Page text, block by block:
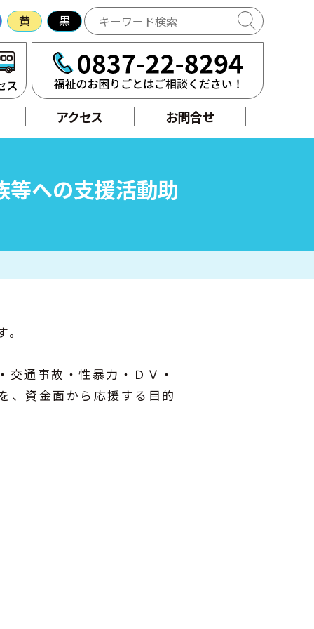
黄 黒
アクセス
アクセス お問合せ
等への支援活動助
通事故・性暴力・ＤＶ・
、資金面から応援する目的